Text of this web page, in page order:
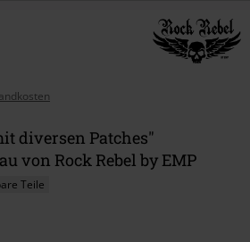
diversen Patches"
von Rock Rebel by EMP
Teile